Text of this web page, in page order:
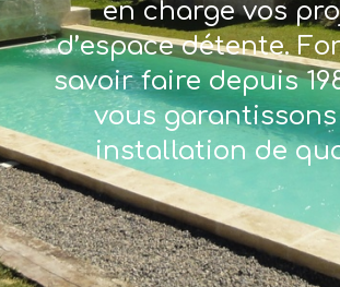
en charge vos
d’espace détente.
savoir faire depuis
vous
installation de